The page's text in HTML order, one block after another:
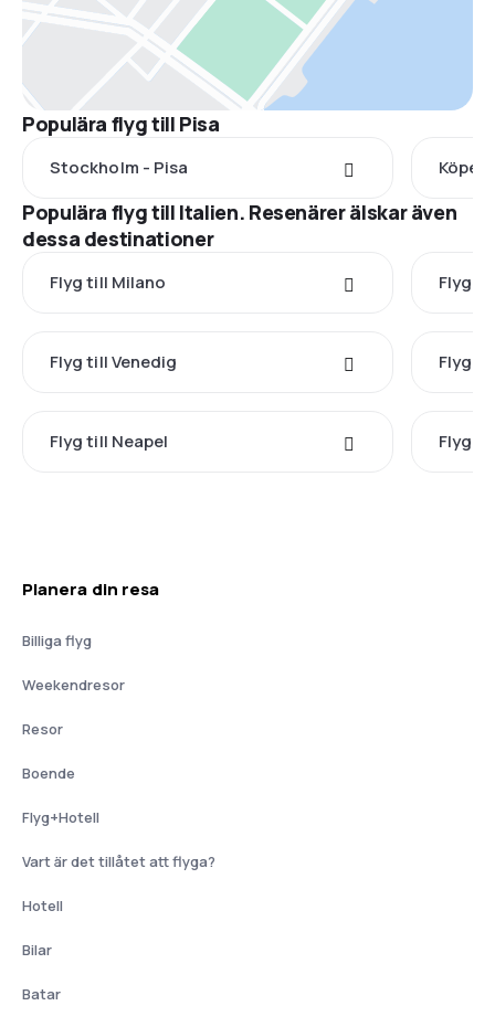
Populära flyg till Pisa
Stockholm - Pisa
Populära flyg till Italien. Resenärer älskar även
dessa destinationer
Flyg till Milano Flyg
Flyg till Venedig Flyg
Flyg till Neapel Flyg
Planera din resa
Billiga flyg
Weekendresor
Resor
Boende
Flyg+Hotell
Vart är det tillåtet att flyga?
Hotell
Bilar
Batar